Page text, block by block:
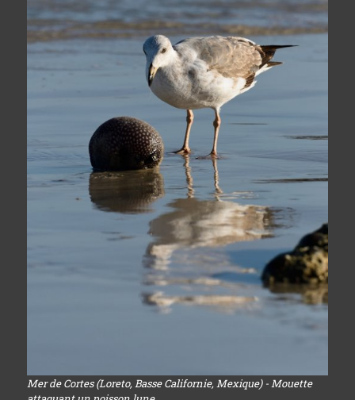
Mer de Cortes (Loreto, Basse Californie, Mexique) - Mouette